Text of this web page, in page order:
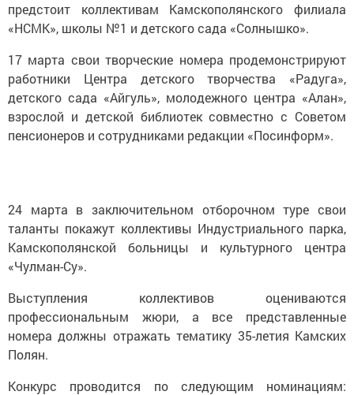
предстоит коллективам Камскополянского филиала
«НСМК», школы №1 и детского сада «Солнышко».
17 марта свои творческие номера продемонстрируют
работники Центра детского творчества «Радуга»,
детского сада «Айгуль», молодежного центра «Алан»,
взрослой и детской библиотек совместно с Советом
пенсионеров и сотрудниками редакции «Посинформ».
24 марта в заключительном отборочном туре свои
таланты покажут коллективы Индустриального парка,
Камскополянской больницы и культурного центра
«Чулман-Су».
Выступления коллективов оцениваются
профессиональным жюри, а все представленные
номера должны отражать тематику 35-летия Камских
Полян.
Конкурс проводится по следующим номинациям: